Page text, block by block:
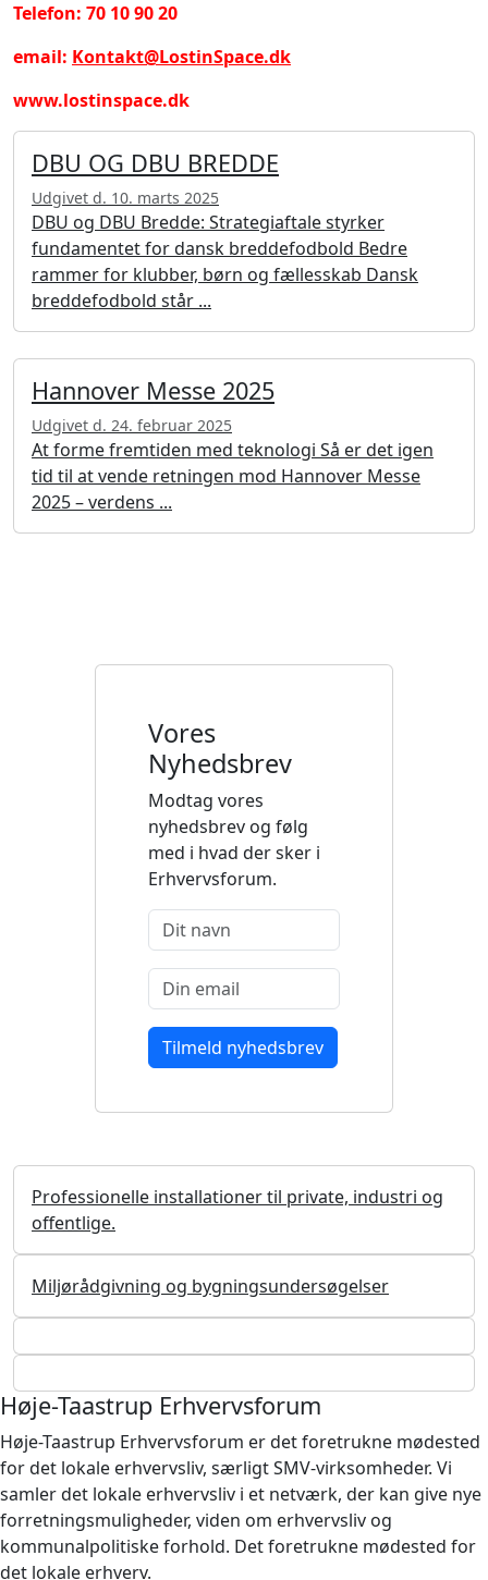
Telefon: 70 10 90 20
email: Kontakt@LostinSpace.dk
www.lostinspace.dk
DBU OG DBU BREDDE
Udgivet d. 10. marts 2025
DBU og DBU Bredde: Strategiaftale styrker
fundamentet for dansk breddefodbold Bedre
rammer for klubber, børn og fællesskab Dansk
breddefodbold står ...
Hannover Messe 2025
Udgivet d. 24. februar 2025
At forme fremtiden med teknologi Så er det igen
tid til at vende retningen mod Hannover Messe
2025 – verdens ...
Vores
Nyhedsbrev
Modtag vores
nyhedsbrev og følg
med i hvad der sker i
Erhvervsforum.
Professionelle installationer til private, industri og
offentlige.
Miljørådgivning og bygningsundersøgelser
Høje-Taastrup Erhvervsforum
Høje-Taastrup Erhvervsforum er det foretrukne mødested
for det lokale erhvervsliv, særligt SMV-virksomheder. Vi
samler det lokale erhvervsliv i et netværk, der kan give nye
forretningsmuligheder, viden om erhvervsliv og
kommunalpolitiske forhold. Det foretrukne mødested for
det lokale erhverv.